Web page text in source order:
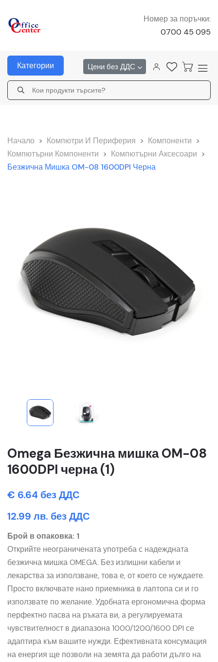
Номер за поръчки:
0700 45 095
Категории Цени без ДДС
Начало > Компютри И Периферия > Компоненти >
Компютърни Компоненти > Компютърни Аксесоари >
Безжична Мишка OM-08 1600DPI Черна
Omega Безжична мишка OM-08
1600DPI черна (1)
€ 6.64 без ДДС
12.99 лв. без ДДС
Брой в опаковка: 1
Открийте неограничената употреба с надеждната
безжична мишка OMEGA. Без излишни кабели и
лекарства за използване, това е, от което се нуждаете.
Просто включвате нано приемника в лаптопа си и го
използвате по желание. Удобната ергономична форма
перфектно пасва на ръката ви, а регулируемата
чувствителност в диапазона 1000/1200/1600 DPI се
адаптира към вашите нужди. Ефективната консумация
на енергия ще позволи на земята да работи дълго на